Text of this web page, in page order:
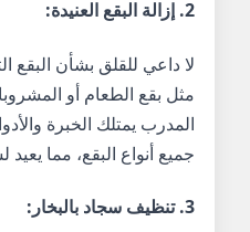
2. إزالة البقع العنيدة:
لا داعي للقلق بشأن البقع
مثل بقع الطعام أو
المدرب يمتلك الخبرة
جميع أنواع البقع، مما
3. تنظيف سجاد بالبخار :